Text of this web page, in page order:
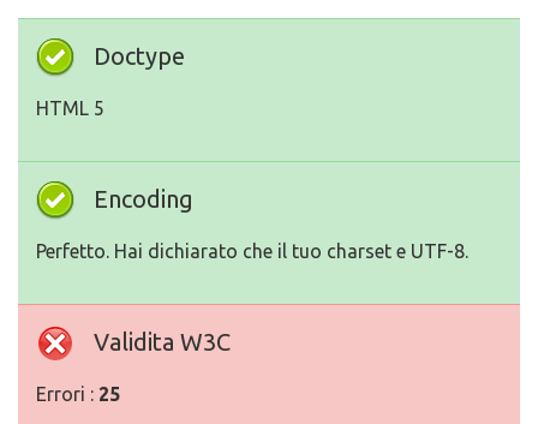
Doctype
HTML 5
Encoding
Perfetto. Hai dichiarato che il tuo charset e UTF-8.
Validita W3C
Errori : 25